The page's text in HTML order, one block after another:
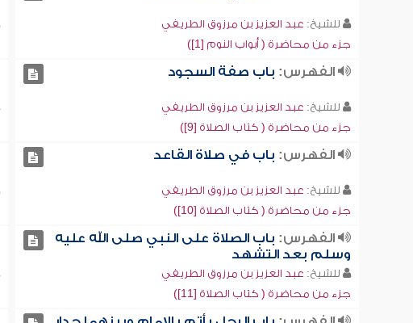
للشيخ: عبد العزيز بن مرزوق الطريفي
جزء من محاضرة ( أبواب النوم [1])
الفهرس: باب صفة السجود
للشيخ: عبد العزيز بن مرزوق الطريفي
جزء من محاضرة ( كتاب الصلاة [9])
الفهرس: باب في صلاة القاعد
للشيخ: عبد العزيز بن مرزوق الطريفي
جزء من محاضرة ( كتاب الصلاة [10])
الفهرس: باب الصلاة على النبي صلى الله عليه
وسلم بعد التشهد
للشيخ: عبد العزيز بن مرزوق الطريفي
جزء من محاضرة ( كتاب الصلاة [11])